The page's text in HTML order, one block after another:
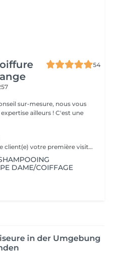
54
sur-mesure, nous vous
ailleurs ! C'est une
Vous êtes nouveau ou nouvelle client(e) votre première visite est une Entrevue. (Temps 30 minutes) Cette entrevue ne comprend aucun service de réalisation, il y aura des tests de styles, de communications et du conseils. Nous apprenons à vous connaitre et nous vous conseillons sur tous vos souhaits, afin de préparer notre premier rendez-vous. Cette Entrevue, nous permettra d'avoir une approche afin de comprendre en détail vos désirs et vos envies pour votre futur coupe ou couleur. Nous élaborons ensemble nos différentes méthodes de travail autour d'un thé ou un café pour vous proposer les services adaptés en vous indiquant un devis complet afin de fixer le prochain rendez-vous pour la réalisation.
DAME/COIFFAGE
in der Umgebung